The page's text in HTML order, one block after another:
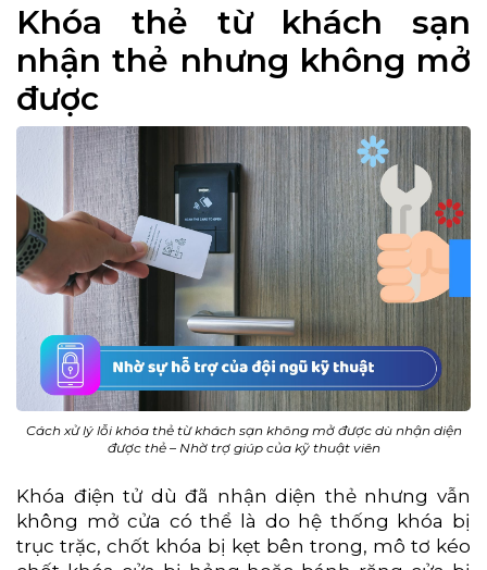
Khóa thẻ từ khách sạn
nhận thẻ nhưng không mở
được
Cách xử lý lỗi khóa thẻ từ khách sạn không mở được dù nhận diện
được thẻ – Nhờ trợ giúp của kỹ thuật viên
Khóa điện tử dù đã nhận diện thẻ nhưng vẫn
không mở cửa có thể là do hệ thống khóa bị
trục trặc, chốt khóa bị kẹt bên trong, mô tơ kéo